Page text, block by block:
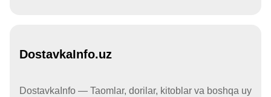
DostavkaInfo.uz
DostavkaInfo — Taomlar, dorilar, kitoblar va boshqa uy